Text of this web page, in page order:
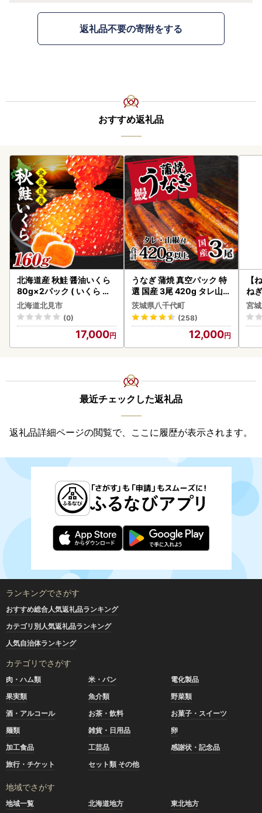
返礼品不要の寄附をする
おすすめ返礼品
北海道産 秋鮭 醤油いくら
80g×2パック ( いくら イ
クラ 魚卵 鮭 サケ さけ 鮭い
くら 醤油漬け パック 北海
道産 ふるさと納税 秋鮭 )【
北海道北見市
(0)
17,000
うなぎ 蒲焼 真空パック 特
選 国産 3尾 420g タレ山椒
付き うな重 ひつまぶし 訳
あり 茨城 ウナギ 鰻 個包装
人気 美味しい 小分け 八千
茨城県八千代町
(258)
12,000
【
ね
宮
最近チェックした返礼品
返礼品詳細ページの閲覧で、ここに履歴が表示されます。
ランキングでさがす
おすすめ総合人気返礼品ランキング
カテゴリ別人気返礼品ランキング
人気自治体ランキング
カテゴリでさがす
肉・ハム類 米・パン
電化製品
果実類
魚介類
野菜類
酒・アルコール
お茶・飲料
お菓子・スイーツ
麺類
雑貨・日用品
卵
加工食品
工芸品
感謝状・記念品
旅行・チケット
セット類 その他
地域でさがす
地域一覧 北海道地方
東北地方